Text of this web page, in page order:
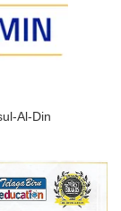
Al-Din